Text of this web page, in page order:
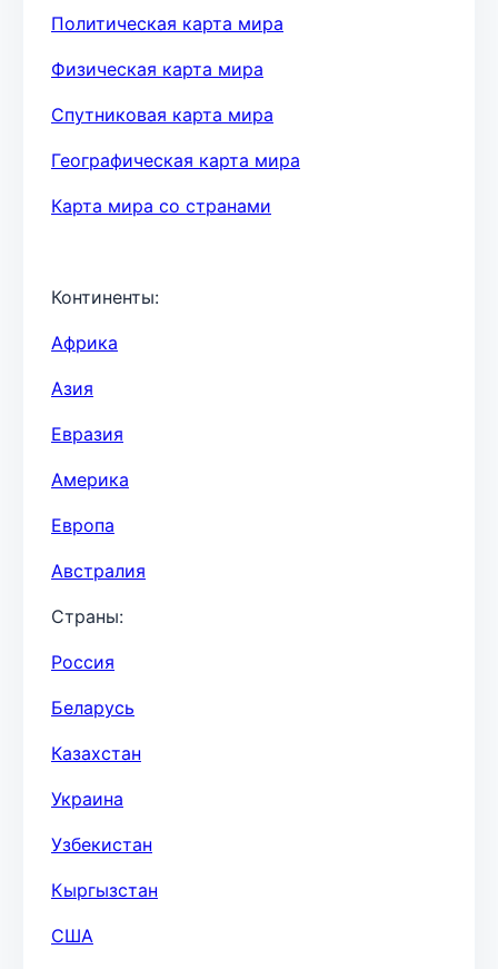
Политическая карта мира
Физическая карта мира
Спутниковая карта мира
Географическая карта мира
Карта мира со странами
Континенты:
Африка
Азия
Евразия
Америка
Европа
Австралия
Страны:
Россия
Беларусь
Казахстан
Украина
Узбекистан
Кыргызстан
США